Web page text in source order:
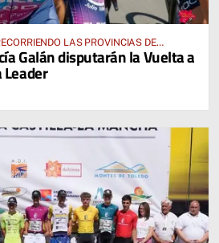
LAS PROVINCIAS DE
Y CIUDAD REAL
Galán disputarán la Vuelta a